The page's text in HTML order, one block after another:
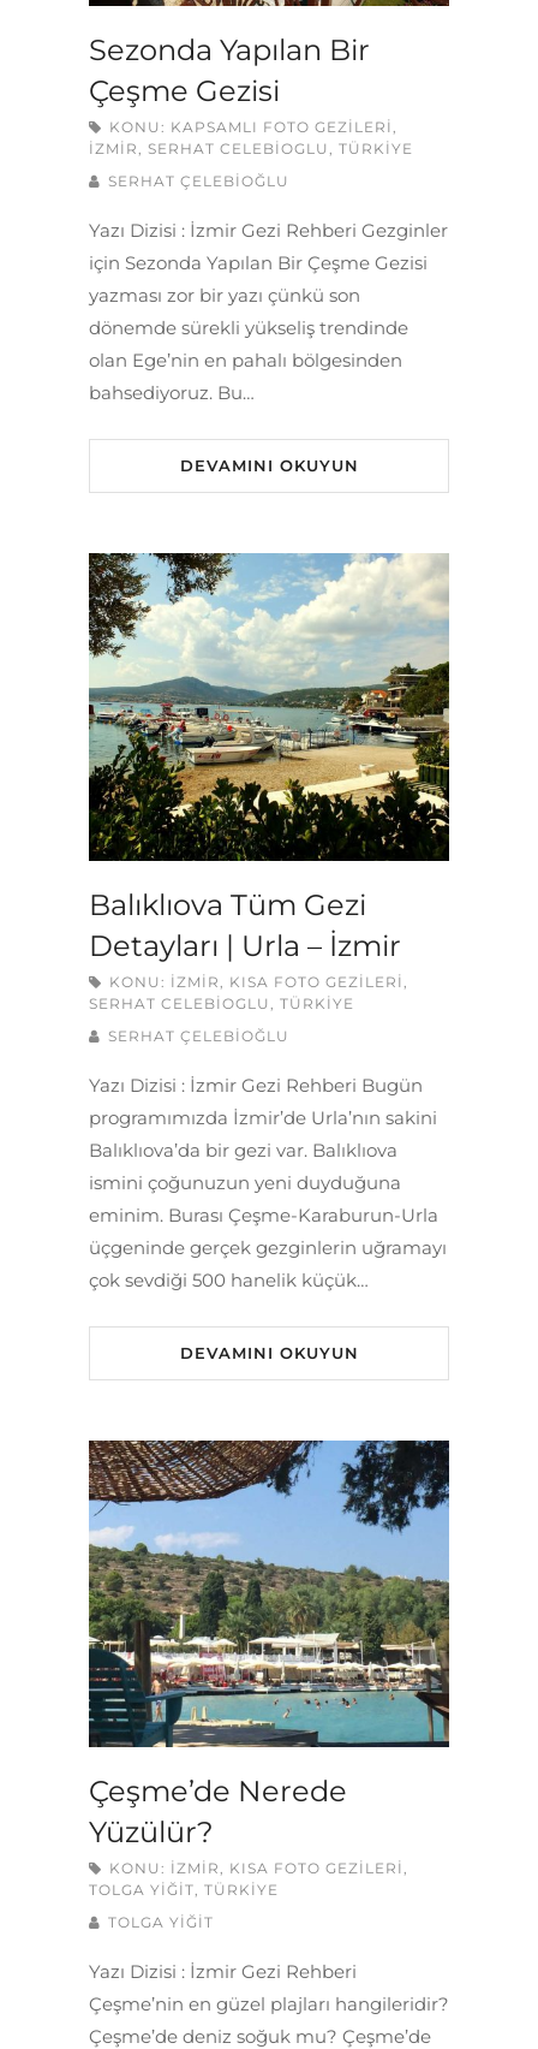
Sezonda Yapılan Bir
Çeşme Gezisi
KONU: KAPSAMLI FOTO GEZILERI ,
İZMIR, SERHAT CELEBIOGLU, TÜRKIYE
SERHAT ÇELEBİOĞLU
Yazı Dizisi : İzmir Gezi Rehberi Gezginler
için Sezonda Yapılan Bir Çeşme Gezisi
yazması zor bir yazı çünkü son
dönemde sürekli yükseliş trendinde
olan Ege’nin en pahalı bölgesinden
bahsediyoruz. Bu…
DEVAMINI OKUYUN
Balıklıova Tüm Gezi
Detayları | Urla – İzmir
KONU: İZMIR KISA FOTO GEZILERI
SERHAT CELEBIOGLU
TÜRKIYE
SERHAT ÇELEBİOĞLU
Yazı Dizisi : İzmir Gezi Rehberi Bugün
programımızda İzmir’de Urla’nın sakini
Balıklıova’da bir gezi var. Balıklıova
ismini çoğunuzun yeni duyduğuna
eminim. Burası Çeşme-Karaburun-Urla
üçgeninde gerçek gezginlerin uğramayı
çok sevdiği 500 hanelik küçük…
DEVAMINI OKUYUN
Çeşme’de Nerede
Yüzülür?
KONU: İZMIR KISA FOTO GEZILERI
TOLGA YIĞIT TÜRKIYE
TOLGA YIĞIT
Yazı Dizisi : İzmir Gezi Rehberi
Çeşme’nin en güzel plajları hangileridir?
Çeşme’de deniz soğuk mu? Çeşme’de